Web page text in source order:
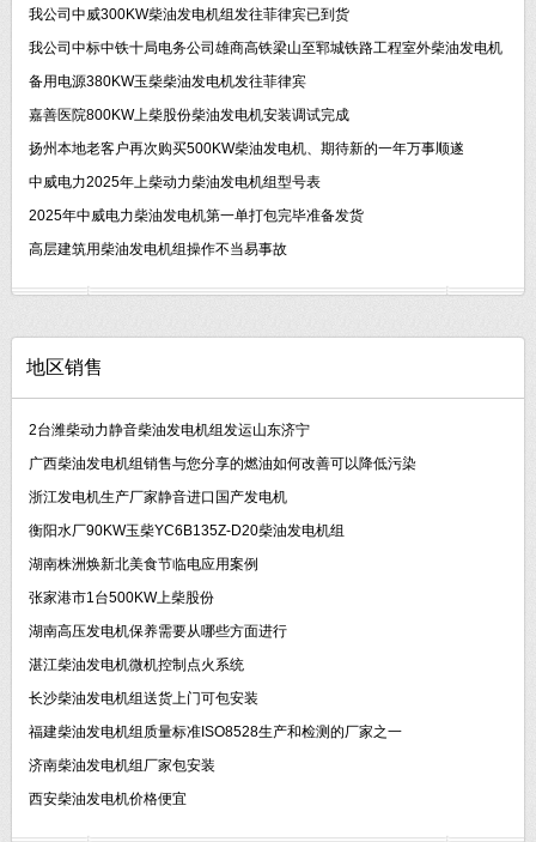
我公司中威300KW柴油发电机组发往菲律宾已到货
我公司中标中铁十局电务公司雄商高铁梁山至郓城铁路工程室外柴油发电机
备用电源380KW玉柴柴油发电机发往菲律宾
嘉善医院800KW上柴股份柴油发电机安装调试完成
扬州本地老客户再次购买500KW柴油发电机、期待新的一年万事顺遂
中威电力2025年上柴动力柴油发电机组型号表
2025年中威电力柴油发电机第一单打包完毕准备发货
高层建筑用柴油发电机组操作不当易事故
地区销售
2台潍柴动力静音柴油发电机组发运山东济宁
广西柴油发电机组销售与您分享的燃油如何改善可以降低污染
浙江发电机生产厂家静音进口国产发电机
衡阳水厂90KW玉柴YC6B135Z-D20柴油发电机组
湖南株洲焕新北美食节临电应用案例
张家港市1台500KW上柴股份
湖南高压发电机保养需要从哪些方面进行
湛江柴油发电机微机控制点火系统
长沙柴油发电机组送货上门可包安装
福建柴油发电机组质量标准ISO8528生产和检测的厂家之一
济南柴油发电机组厂家包安装
西安柴油发电机价格便宜